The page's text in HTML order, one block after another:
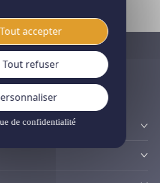
Tout accepter
Tout refuser
de confidentialité